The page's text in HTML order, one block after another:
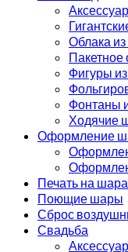
Облака
Пакетное
Фигуры
Фонтаны
Ходячие
Оформление
Печать на
Поющие шары
Сброс
Свадьба